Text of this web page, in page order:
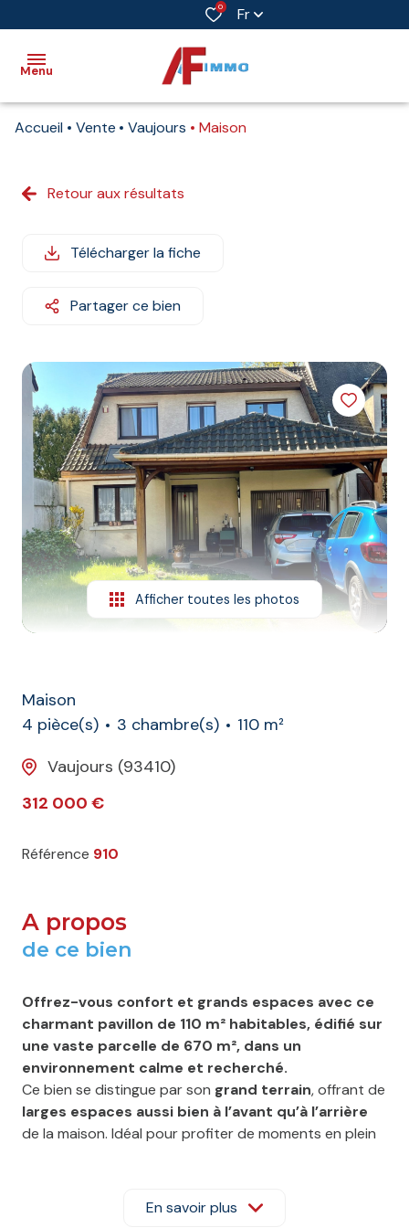
0 Fr
Menu
Vente
professionnel
vendus
neuf
Estimation
L'agence
Contact
Accueil Vente Vaujours Maison
Retour aux résultats
Télécharger la fiche
Partager ce bien
Afficher toutes les photos
Maison
4 pièce(s)
3 chambre(s)
110 m²
Vaujours (93410)
312 000 €
Référence 910
A propos
de ce bien
Offrez-vous confort et grands espaces avec ce
charmant pavillon de 110 m² habitables, édifié sur
une vaste parcelle de 670 m², dans un
environnement calme et recherché.
Ce bien se distingue par son grand terrain, offrant de
larges espaces aussi bien à l’avant qu’à l’arrière
de la maison. Idéal pour profiter de moments en plein
Au rez-de-chaussée, vous découvrirez une entrée
avec cuisine aménagée ouverte (pouvant être
En savoir plus